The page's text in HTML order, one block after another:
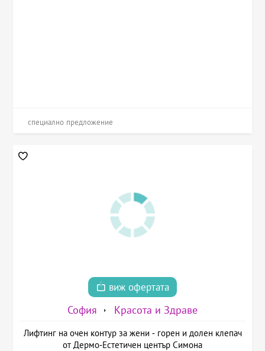
специално предложение
виж офертата
София Красота и Здраве
Лифтинг на очен контур за жени - горен и долен клепач
от Дермо-Естетичен център Симона